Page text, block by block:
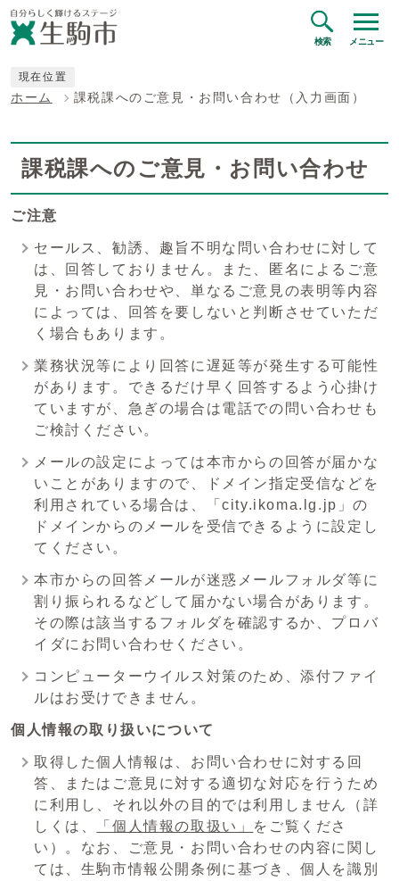
検索 メニュー
現在位置
ホーム 課税課へのご意見・お問い合わせ（入力画面）
課税課へのご意見・お問い合わせ
ご注意
セールス、勧誘、趣旨不明な問い合わせに対して
は、回答しておりません。また、匿名によるご意
見・お問い合わせや、単なるご意見の表明等内容
によっては、回答を要しないと判断させていただ
く場合もあります。
業務状況等により回答に遅延等が発生する可能性
があります。できるだけ早く回答するよう心掛け
ていますが、急ぎの場合は電話での問い合わせも
ご検討ください。
メールの設定によっては本市からの回答が届かな
いことがありますので、ドメイン指定受信などを
利用されている場合は、「city.ikoma.lg.jp」の
ドメインからのメールを受信できるように設定し
てください。
本市からの回答メールが迷惑メールフォルダ等に
割り振られるなどして届かない場合があります。
その際は該当するフォルダを確認するか、プロバ
イダにお問い合わせください。
コンピューターウイルス対策のため、添付ファイ
ルはお受けできません。
個人情報の取り扱いについて
取得した個人情報は、お問い合わせに対する回
答、またはご意見に対する適切な対応を行うため
に利用し、それ以外の目的では利用しません（詳
しくは、
「個人情報の取扱い」 をご覧くださ
い）。なお、ご意見・お問い合わせの内容に関し
ては、生駒市情報公開条例に基づき、個人を識別